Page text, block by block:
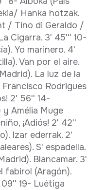
Hanka hotzak.
/ Tino di Geraldo /
Cigarra. 3' 45''' 10-
Yo marinero. 4'
Van por el aire.
La luz de la
Rodrigues
2' 56'' 14-
y Amélia Muge
¡Adiós! 2' 42''
Izar ederrak. 2'
S' espadella.
Blancamar. 3'
fabirol (Aragón).
19- Luétiga